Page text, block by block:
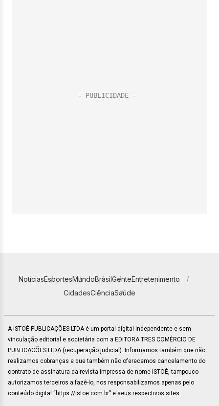
NotíciasEsportesMundoBrasilGenteEntretenimento
CidadesCiênciaSaúde
A ISTOÉ PUBLICAÇÕES LTDA é um portal digital independente e sem
vinculação editorial e societária com a EDITORA TRES COMÉRCIO DE
PUBLICACÕES LTDA (recuperação judicial). Informamos também que não
realizamos cobranças e que também não oferecemos cancelamento do
contrato de assinatura da revista impressa de nome ISTOÉ, tampouco
autorizamos terceiros a fazê-lo, nos responsabilizamos apenas pelo
conteúdo digital “https://istoe.com.br” e seus respectivos sites.